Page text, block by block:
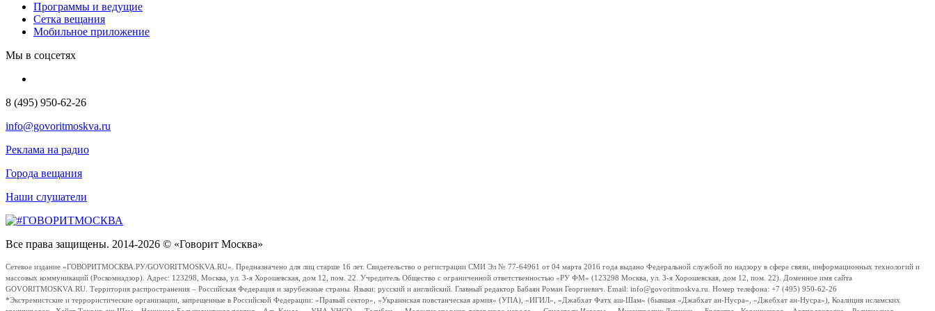
Программы и ведущие
Сетка вещания
Мобильное приложение
Мы в соцсетях
8 (495) 950-62-26
info@govoritmoskva.ru
Реклама на радио
Города вещания
Наши слушатели
Все права защищены. 2014-2026 © «Говорит Москва»
Сетевое издание «ГОВОРИТМОСКВА.РУ/GOVORITMOSKVA.RU». Предназначено для лиц старше 16 лет. Свидетельство о регистрации СМИ Эл № 77-64961 от 04 марта 2016 года выдано Федеральной службой по надзору в сфере связи, информационных технологий и
массовых коммуникаций (Роскомнадзор). Адрес: 123298, Москва, ул. 3-я Хорошевская, дом 12, пом. 22. Учредитель Общество с ограниченной ответственностью «РУ ФМ» (123298 Москва, ул. 3-я Хорошевская, дом 12, пом. 22). Доменное имя сайта
GOVORITMOSKVA.RU. Территория распространения – Российская Федерация и зарубежные страны. Языки: русский и английский. Главный редактор Бабаян Роман Георгиевич. Email: info@govoritmoskva.ru. Номер телефона: +7 (495) 950-62-26
*Экстремистские и террористические организации, запрещенные в Российской Федерации: «Правый сектор», «Украинская повстанческая армия» (УПА), «ИГИЛ», «Джабхат Фатх аш-Шам» (бывшая «Джабхат ан-Нусра», «Джебхат ан-Нусра»), Коалиция исламских